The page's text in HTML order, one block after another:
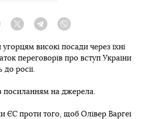
Facebook Twitter Telegram
високі посади через їхні
переговорів про вступ України
до росії.
посиланням на джерела.
ЄС проти того, щоб Олівер Варгеї